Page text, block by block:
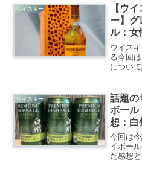
した‼
ウイスキー
【ウ
ー】グ
ル：女
ウイス
る今回
につい
ウイスキー
話題の
ボール
想：白
今回は
イボー
た感想